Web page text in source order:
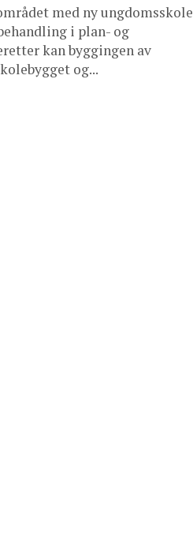
med ny ungdomsskole
i plan- og
kan byggingen av
og...